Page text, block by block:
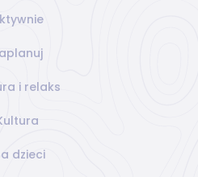
i relaks
dzieci